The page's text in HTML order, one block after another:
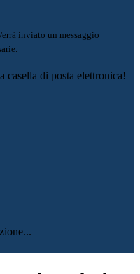
inviato un messaggio
casella di posta elettronica!